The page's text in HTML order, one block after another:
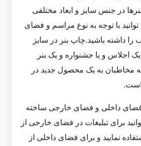
در جنس سایز و ابعاد مختلفی
با توجه به نوع مراسم و فضای
را داشته باشید.چاپ بنر در سایز
اجلاس و یا جشنواره و یک بنر
مخاطبان به یک محصول جدید در
است.
فضای داخلی و فضای خارجی ساخته
برای تبلیغات در فضای خارجی از
نمایید و برای فضای داخلی از